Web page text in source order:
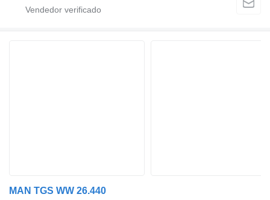
MAN TGS WW 26.440